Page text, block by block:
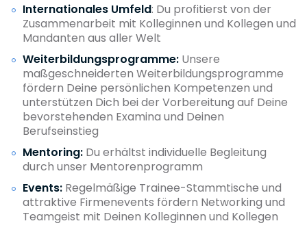
Internationales Umfeld: Du profitierst von der
Zusammenarbeit mit Kolleginnen und Kollegen und
Mandanten aus aller Welt
Weiterbildungsprogramme: Unsere
maßgeschneiderten Weiterbildungsprogramme
fördern Deine persönlichen Kompetenzen und
unterstützen Dich bei der Vorbereitung auf Deine
bevorstehenden Examina und Deinen
Berufseinstieg
Mentoring: Du erhältst individuelle Begleitung
durch unser Mentorenprogramm
Events: Regelmäßige Trainee-Stammtische und
attraktive Firmenevents fördern Networking und
Teamgeist mit Deinen Kolleginnen und Kollegen